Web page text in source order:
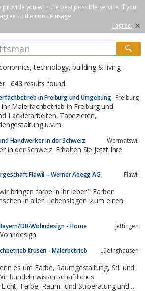
provide you with the best possible service. If you
to the cookie usage.
I agree. ×
technology, building & living
643 results found
in Freiburg und Umgebung Freiburg
Malerfachbetrieb in Freiburg und
Tapezieren,
Fassadengestaltung u.v.m.
Handwerker in der Schweiz Wermatswil
in der Schweiz. Erhalten Sie jetzt Ihre
Flawil – Werner Abegg AG,
Flawil
bringen farbe in ihr leben" Farben
in allen Lebenslagen. Zum einen
DB-Wohndesign - Home Jettingen
Krusen - Malerbetrieb
Lüdinghausen
bündeln wissenschaftliches
und